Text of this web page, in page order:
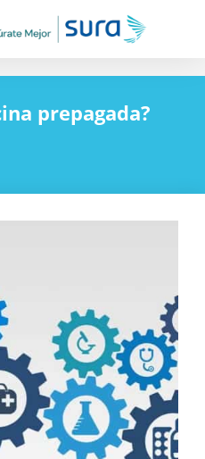
prepagada?